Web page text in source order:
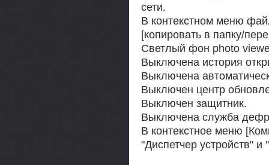
сети.
В контекстном меню
[копировать в папку/
Светлый фон photo
Выключена история
Выключена
Выключен центр
Выключен защитник.
Выключена служба
В контекстное меню
"Диспетчер устройств"